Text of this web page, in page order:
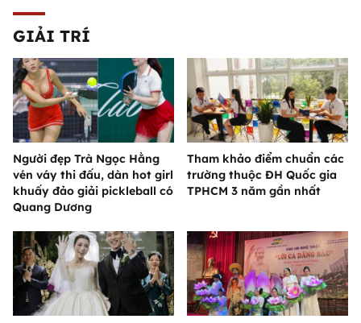
GIẢI TRÍ
Người đẹp Trà Ngọc Hằng
vén váy thi đấu, dàn hot girl
khuấy đảo giải pickleball có
Quang Dương
Tham khảo điểm chuẩn các
trường thuộc ĐH Quốc gia
TPHCM 3 năm gần nhất